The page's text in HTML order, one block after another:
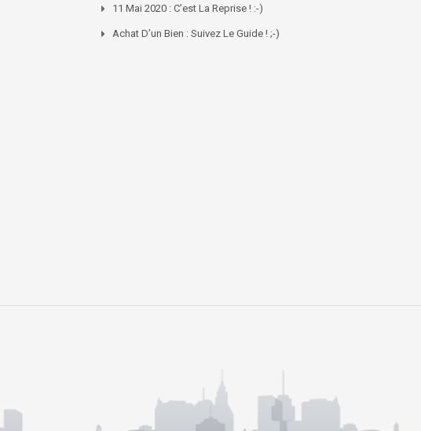
11 Mai 2020 : C’est La Reprise ! :-)
Achat D’un Bien : Suivez Le Guide ! ;-)